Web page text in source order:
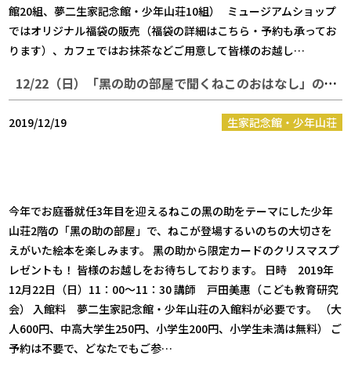
館20組、夢二生家記念館・少年山荘10組） ミュージアムショップ
ではオリジナル福袋の販売（福袋の詳細はこちら・予約も承ってお
ります）、カフェではお抹茶などご用意して皆様のお越し…
12/22（日）「黑の助の部屋で聞くねこのおはなし」のお知らせ
2019/12/19 生家記念館・少年山荘
今年でお庭番就任3年目を迎えるねこの黑の助をテーマにした少年
山荘2階の「黑の助の部屋」で、ねこが登場するいのちの大切さを
えがいた絵本を楽しみます。 黑の助から限定カードのクリスマスプ
レゼントも！ 皆様のお越しをお待ちしております。 日時 2019年
12月22日（日）11：00～11：30 講師 戸田美惠（こども教育研究
会） 入館料 夢二生家記念館・少年山荘の入館料が必要です。 （大
人600円、中高大学生250円、小学生200円、小学生未満は無料） ご
予約は不要で、どなたでもご参…